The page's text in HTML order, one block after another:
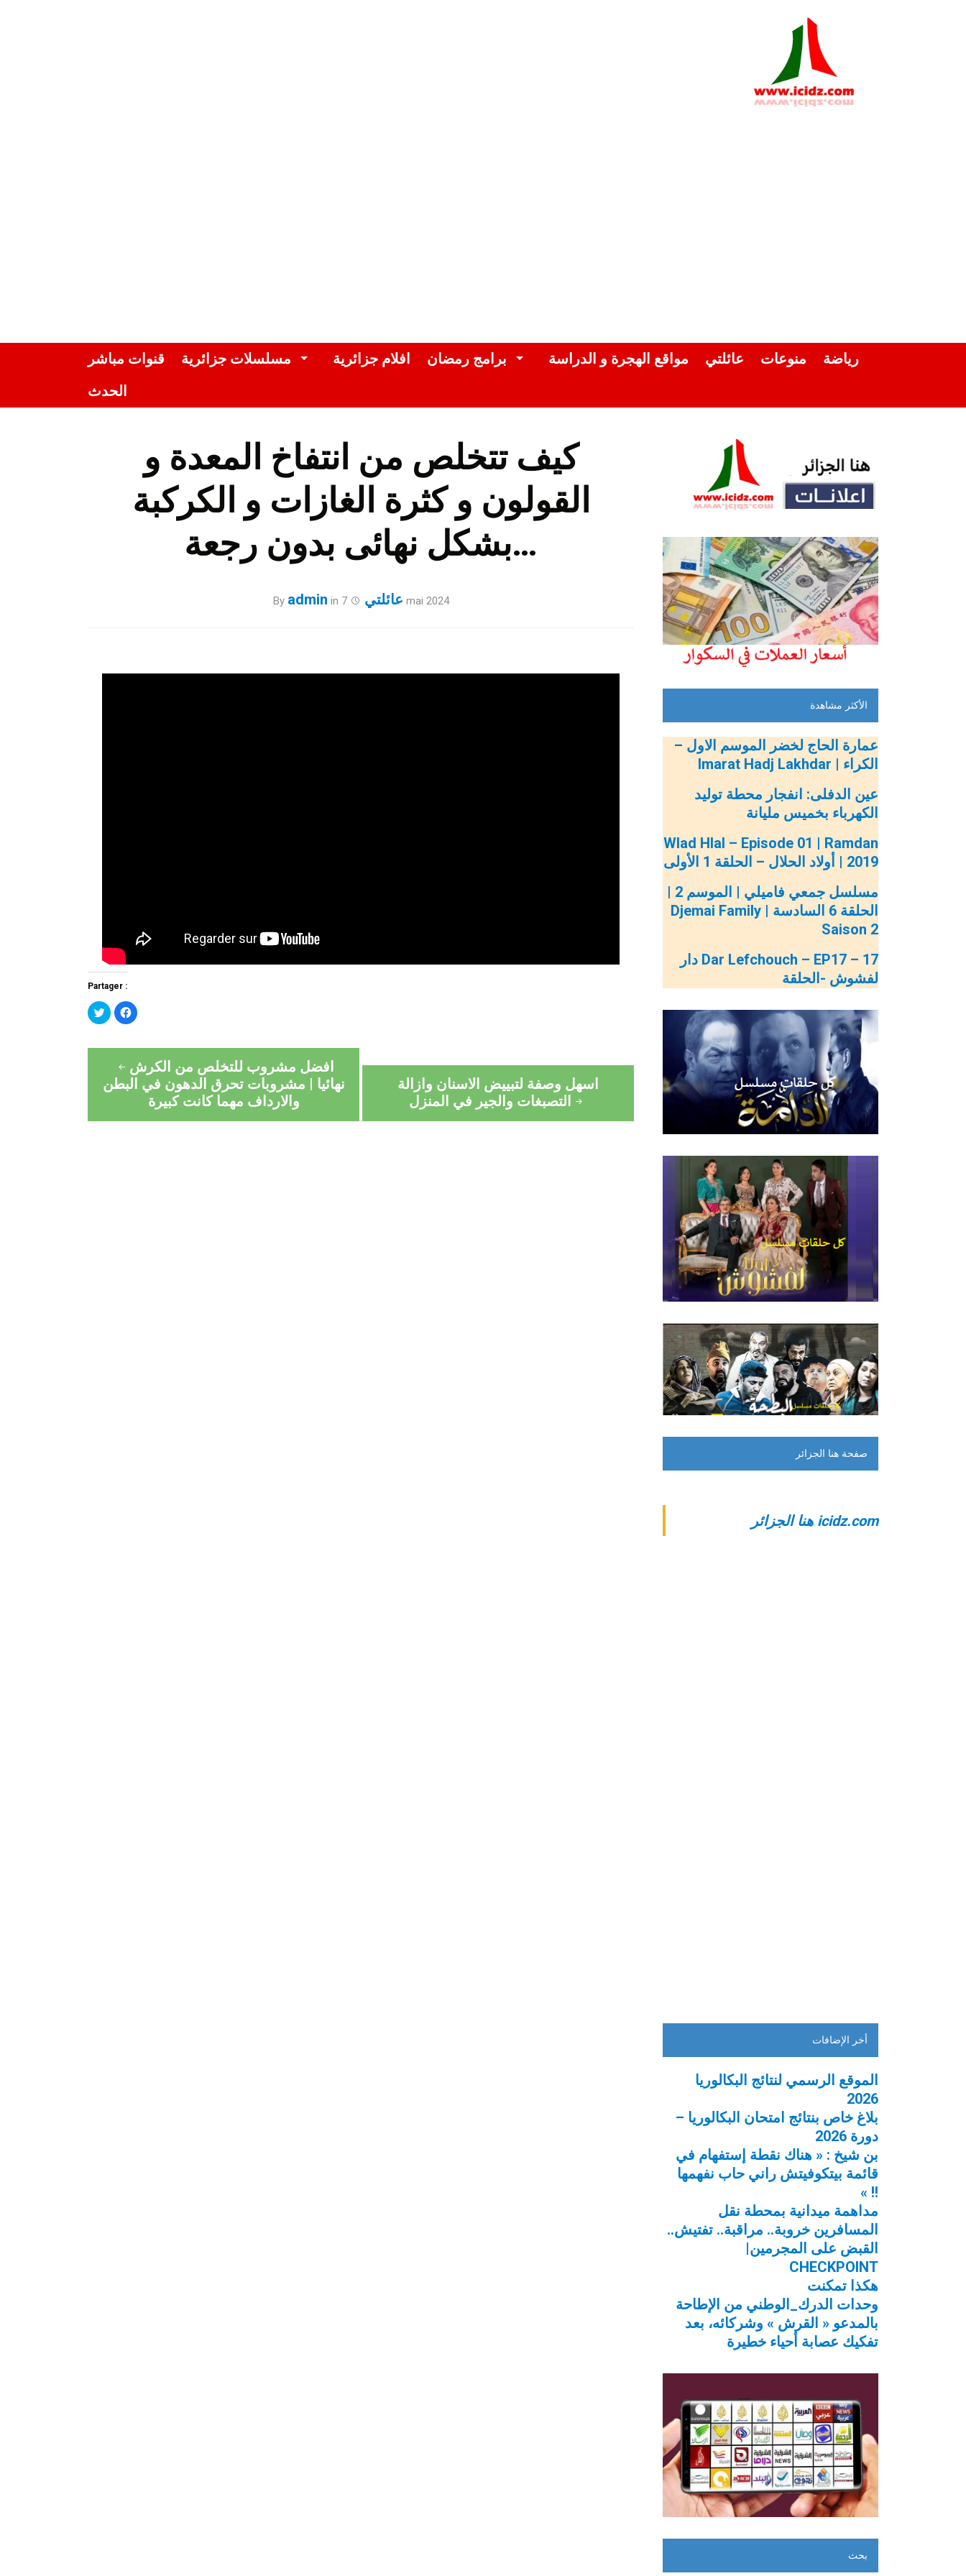
قنوات مباشر مسلسلات جزائرية افلام جزائرية برامج رمضان مواقع الهجرة و الدراسة عائلتي منوعات
رياضة
الحدث
كيف تتخلص من انتفاخ المعدة و
القولون و كثرة الغازات و الكركبة
بشكل نهائى بدون رجعة…
By admin in عائلتي 7 mai 2024
Partager :
Cliquez
pour
partager
nouvelle
fenêtre)
Cliquez
pour
une
nouvelle
fenêtre)
Navigation
de
l’article
افضل مشروب للتخلص من الكرش
نهائيا | مشروبات تحرق الدهون في البطن
والارداف مهما كانت كبيرة
اسهل وصفة لتبييض الاسنان وازالة
التصبغات والجير في المنزل
الأكثر مشاهدة
عمارة الحاج لخضر الموسم الاول –
الكراء | Imarat Hadj Lakhdar
عين الدفلى: انفجار محطة توليد
الكهرباء بخميس مليانة
Wlad Hlal – Episode 01 | Ramdan
2019 | أولاد الحلال – الحلقة 1 الأولى
مسلسل جمعي فاميلي | الموسم 2 |
الحلقة 6 السادسة | Djemai Family
Saison 2
Dar Lefchouch – EP17 – 17 دار
لفشوش -الحلقة
صفحة هنا الجزائر
‎icidz.com هنا الجزائر‎
أخر الإضافات
الموقع الرسمي لنتائج البكالوريا
2026
بلاغ خاص بنتائج امتحان البكالوريا –
دورة 2026
بن شيخ : « هناك نقطة إستفهام في
قائمة بيتكوفيتش راني حاب نفهمها
!! »
مداهمة ميدانية بمحطة نقل
المسافرين خروبة.. مراقبة.. تفتيش..
القبض على المجرمين|
CHECKPOINT
هكذا تمكنت
وحدات الدرك_الوطني من الإطاحة
بالمدعو « القرش » وشركائه، بعد
تفكيك عصابة أحياء خطيرة
بحث